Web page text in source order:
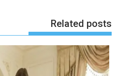
Related posts